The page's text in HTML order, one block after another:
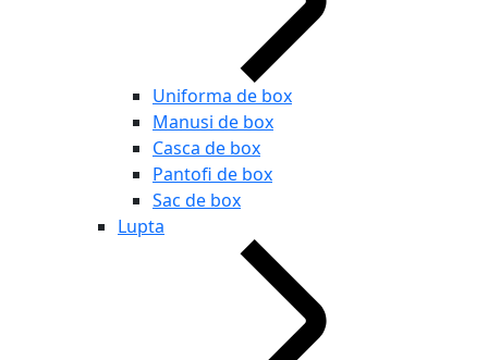
Uniforma de box
Manusi de box
Casca de box
Pantofi de box
Sac de box
Lupta